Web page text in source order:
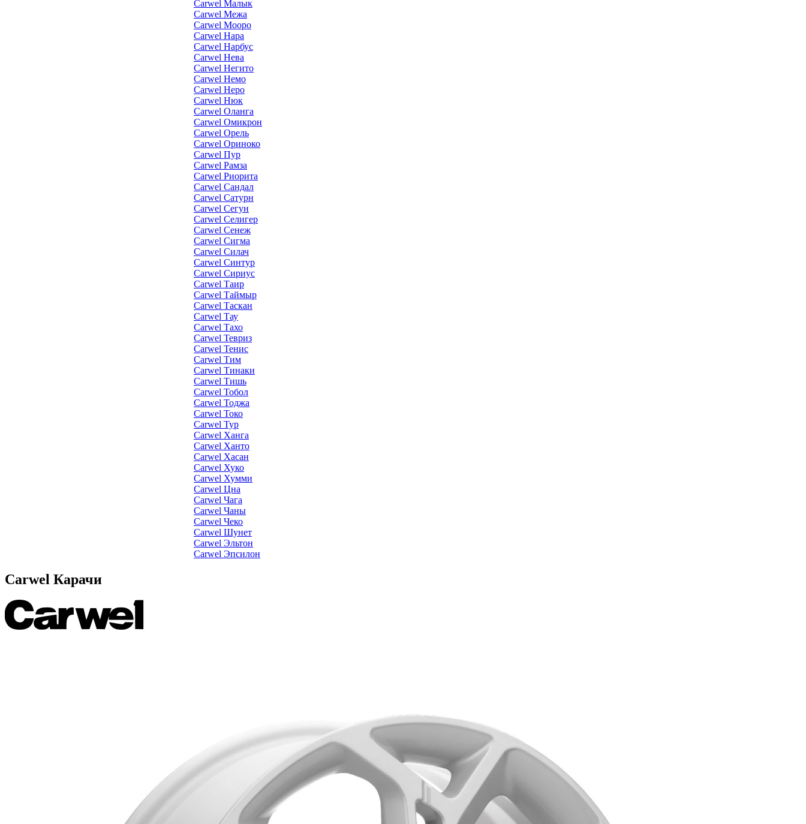
Carwel Малык
Carwel Межа
Carwel Мооро
Carwel Нара
Carwel Нарбус
Carwel Нева
Carwel Негито
Carwel Немо
Carwel Неро
Carwel Нюк
Carwel Оланга
Carwel Омикрон
Carwel Орель
Carwel Ориноко
Carwel Пур
Carwel Рамза
Carwel Риорита
Carwel Сандал
Carwel Сатурн
Carwel Сегун
Carwel Селигер
Carwel Сенеж
Carwel Сигма
Carwel Силач
Carwel Синтур
Carwel Сириус
Carwel Таир
Carwel Таймыр
Carwel Таскан
Carwel Тау
Carwel Тахо
Carwel Тевриз
Carwel Тенис
Carwel Тим
Carwel Тинаки
Carwel Тишь
Carwel Тобол
Carwel Тоджа
Carwel Токо
Carwel Тур
Carwel Ханга
Carwel Ханто
Carwel Хасан
Carwel Хуко
Carwel Хумми
Carwel Цна
Carwel Чага
Carwel Чаны
Carwel Чеко
Carwel Шунет
Carwel Эльтон
Carwel Эпсилон
Carwel Карачи